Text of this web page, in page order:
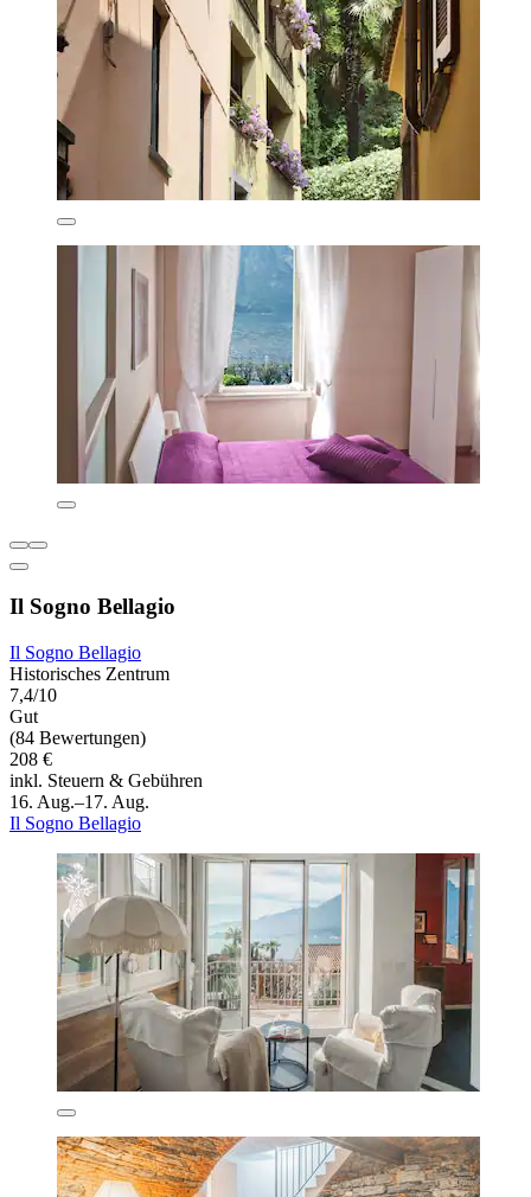
Il Sogno Bellagio
Il Sogno Bellagio
Historisches Zentrum
7,4/10
Gut
(84 Bewertungen)
208 €
inkl. Steuern & Gebühren
16. Aug.–17. Aug.
Il Sogno Bellagio